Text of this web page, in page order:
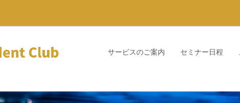
サービスのご案内 セミナー日程